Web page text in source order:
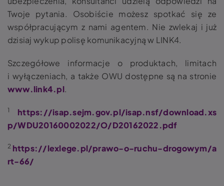
Twoje pytania. Osobiście możesz spotkać się ze
współpracującym z nami agentem. Nie zwlekaj i już
dzisiaj wykup polisę komunikacyjną w LINK4.
Szczegółowe informacje o produktach, limitach
i wyłączeniach, a także OWU dostępne są na stronie
www.link4.pl.
1
https://isap.sejm.gov.pl/isap.nsf/download.xs
p/WDU20160002022/O/D20162022.pdf
2 https://lexlege.pl/prawo-o-ruchu-drogowym/a
rt-66/